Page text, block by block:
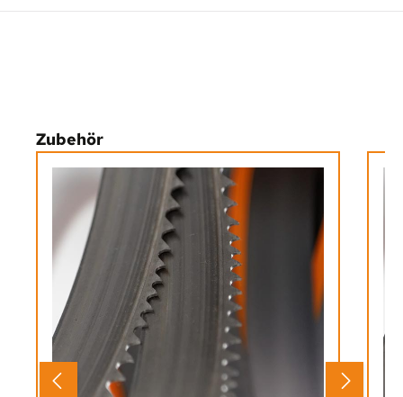
Produktgalerie überspringen
Zubehör